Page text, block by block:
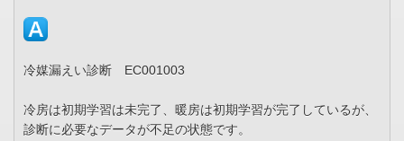
冷媒漏えい診断 EC001003
冷房は初期学習は未完了、暖房は初期学習が完了しているが、
診断に必要なデータが不足の状態です。